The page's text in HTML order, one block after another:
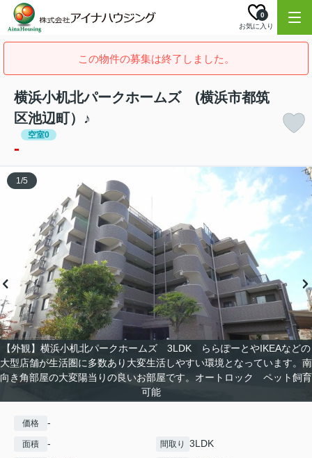
お気に入り
0
この物件の募集は終了しました。
横浜小机北パークホームズ (横浜市都筑
区池辺町）♪
空室0
-
【外観】横浜小机北パークホームズ 3LDK ららぽーとやIKEAなどの
大型店舗が生活圏に多数あり大変生活しやすい環境となっています。南
向き角部屋の大変陽当りの良いお部屋です。オートロック ペット飼育
可能
1/5
価格 -
面積 - 間取り 3LDK